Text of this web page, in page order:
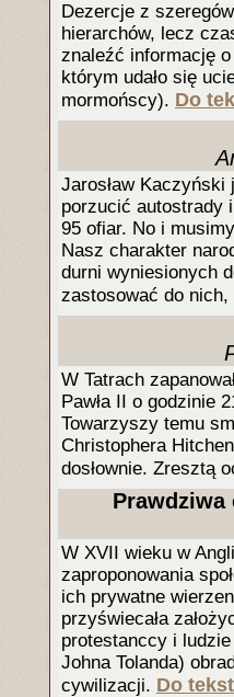
Dezercje z
hierarchów, lecz
znaleźć informację
którym udało się
mormońscy). Do
Jarosław
porzucić autostrady
95 ofiar. No i
Nasz charakter
durni wyniesionych
zastosować do
W Tatrach
Pawła II o godzinie
Towarzyszy temu
Christophera
dosłownie. Zresztą
W XVII wieku w
zaproponowania
ich prywatne
przyświecała
protestanccy i
Johna Tolanda)
cywilizacji. Do